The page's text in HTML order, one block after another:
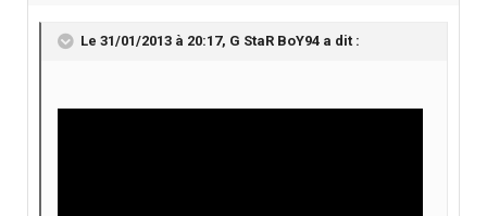
Le 31/01/2013 à 20:17, G StaR BoY94 a dit :